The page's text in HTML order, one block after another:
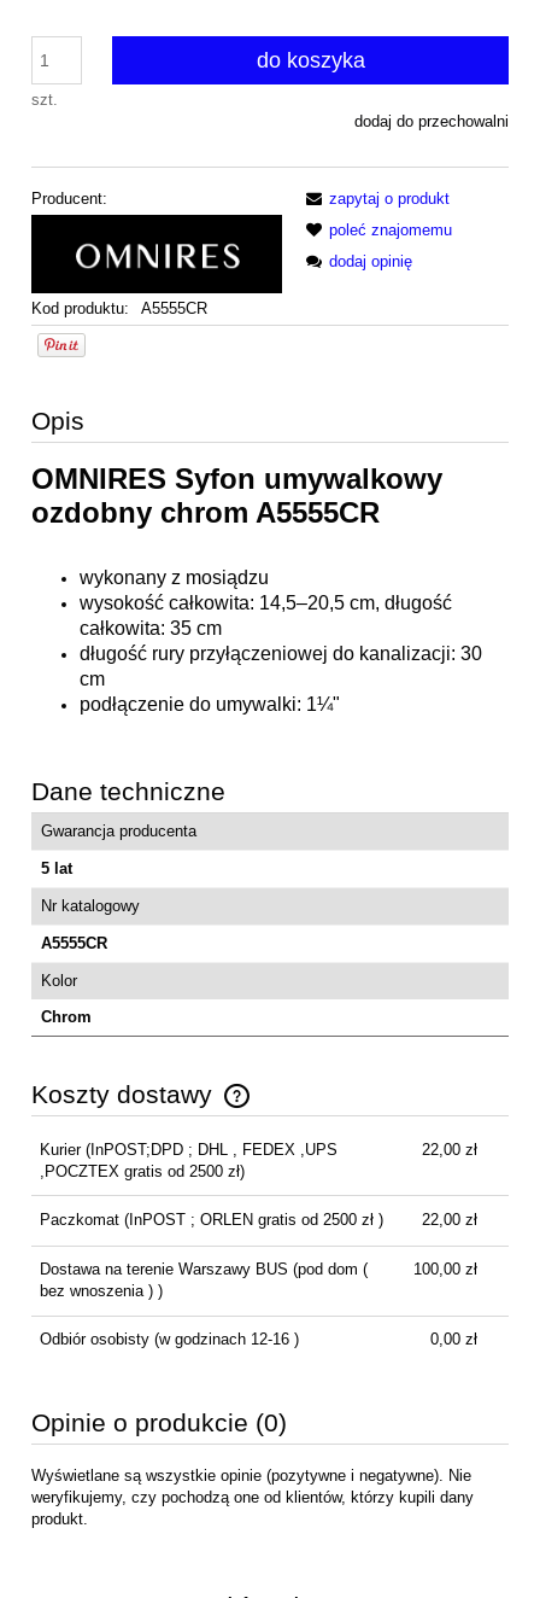
szt.
do koszyka
dodaj do przechowalni
Producent:
Kod produktu: A5555CR
zapytaj o produkt
poleć znajomemu
dodaj opinię
Opis
OMNIRES Syfon umywalkowy
ozdobny chrom A5555CR
wykonany z mosiądzu
wysokość całkowita: 14,5–20,5 cm, długość
całkowita: 35 cm
długość rury przyłączeniowej do kanalizacji: 30
cm
podłączenie do umywalki: 1¼"
Dane techniczne
Gwarancja producenta
5 lat
Nr katalogowy
A5555CR
Kolor
Chrom
Koszty dostawy
Cena nie zawiera ewentualnych kosztów płatności
Kurier (InPOST;DPD ; DHL , FEDEX ,UPS
,POCZTEX gratis od 2500 zł)
22,00 zł
Paczkomat (InPOST ; ORLEN gratis od 2500 zł ) 22,00 zł
Dostawa na terenie Warszawy BUS (pod dom (
bez wnoszenia ) )
100,00 zł
Odbiór osobisty(w godzinach 12-16 ) 0,00 zł
Opinie o produkcie (0)
Wyświetlane są wszystkie opinie (pozytywne i negatywne). Nie
weryfikujemy, czy pochodzą one od klientów, którzy kupili dany
produkt.